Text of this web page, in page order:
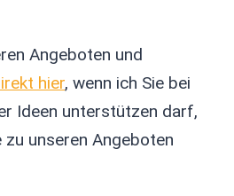
Angeboten und
hier, wenn ich Sie bei
Ideen unterstützen darf,
zu unseren Angeboten